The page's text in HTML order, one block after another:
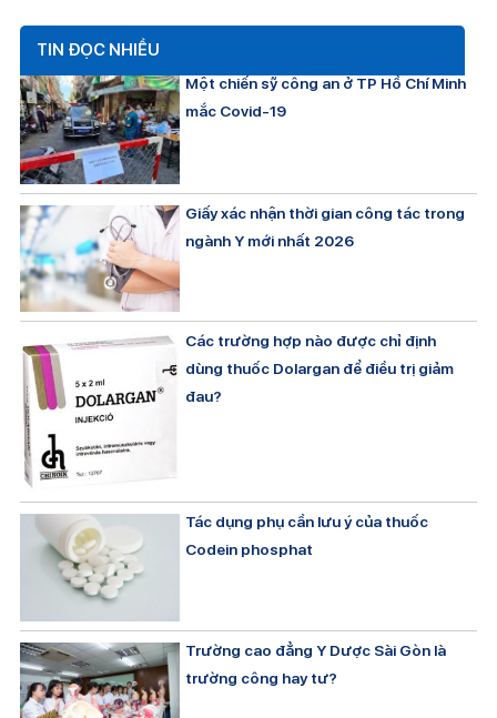
TIN ĐỌC NHIỀU
Một chiến sỹ công an ở TP Hồ Chí Minh
mắc Covid-19
Giấy xác nhận thời gian công tác trong
ngành Y mới nhất 2026
Các trường hợp nào được chỉ định
dùng thuốc Dolargan để điều trị giảm
đau?
Tác dụng phụ cần lưu ý của thuốc
Codein phosphat
Trường cao đẳng Y Dược Sài Gòn là
trường công hay tư?